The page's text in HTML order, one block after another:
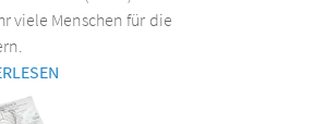
viele Menschen für die